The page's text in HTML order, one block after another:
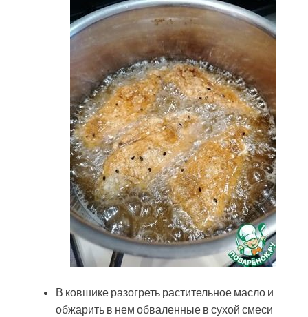
В ковшике разогреть растительное масло и
обжарить в нем обваленные в сухой смеси